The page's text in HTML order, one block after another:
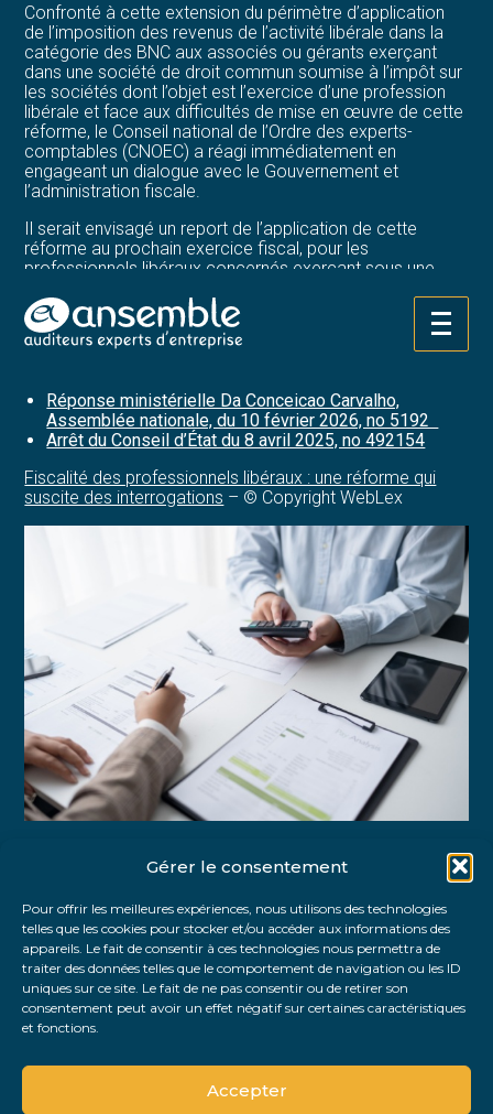
Gérer le consentement
Pour offrir les meilleures expériences, nous utilisons des technologies
telles que les cookies pour stocker et/ou accéder aux informations des
appareils. Le fait de consentir à ces technologies nous permettra de
traiter des données telles que le comportement de navigation ou les ID
uniques sur ce site. Le fait de ne pas consentir ou de retirer son
consentement peut avoir un effet négatif sur certaines caractéristiques
et fonctions.
Accepter
Aller
au
Confronté à cette extension du périmètre d’application
de l’imposition des revenus de l’activité libérale dans la
catégorie des BNC aux associés ou gérants exerçant
dans une société de droit commun soumise à l’impôt sur
les sociétés dont l’objet est l’exercice d’une profession
libérale et face aux difficultés de mise en œuvre de cette
réforme, le Conseil national de l’Ordre des experts-
comptables (CNOEC) a réagi immédiatement en
engageant un dialogue avec le Gouvernement et
l’administration fiscale.
Il serait envisagé un report de l’application de cette
réforme au prochain exercice fiscal, pour les
professionnels libéraux concernés exerçant sous une
Affaire à suivre…
Réponse ministérielle Da Conceicao Carvalho,
Assemblée nationale, du 10 février 2026, no 5192
Arrêt du Conseil d’État du 8 avril 2025, no 492154
Fiscalité des professionnels libéraux : une réforme qui
suscite des interrogations – © Copyright WebLex
FaceBook
TwitterLinkedIn